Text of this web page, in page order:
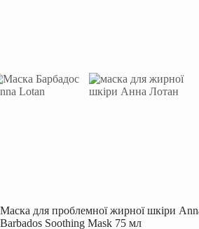
Маска для проблемної жирної шкіри
Barbados Soothing Mask 75 мл